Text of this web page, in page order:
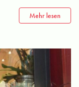
Mehr lesen